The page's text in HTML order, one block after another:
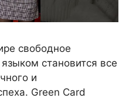
свободное
становится все
и
Green Card